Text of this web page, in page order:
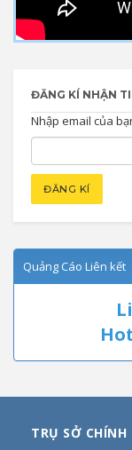
ĐĂNG KÍ NHẬN
Nhập email của
Quảng Cáo Liên kết
TRỤ SỞ CHÍNH